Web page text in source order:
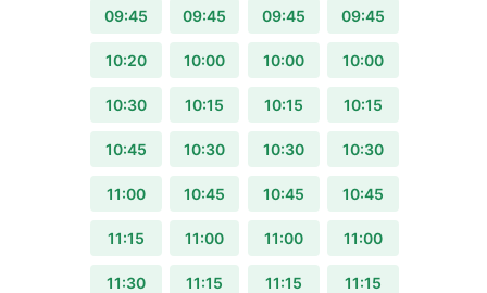
09:45
10:20
10:30
10:45
11:00
11:15
11:30
09:45
10:00
10:15
10:30
10:45
11:00
11:15
09:45
10:00
10:15
10:30
10:45
11:00
11:15
09:45
10:00
10:15
10:30
10:45
11:00
11:15